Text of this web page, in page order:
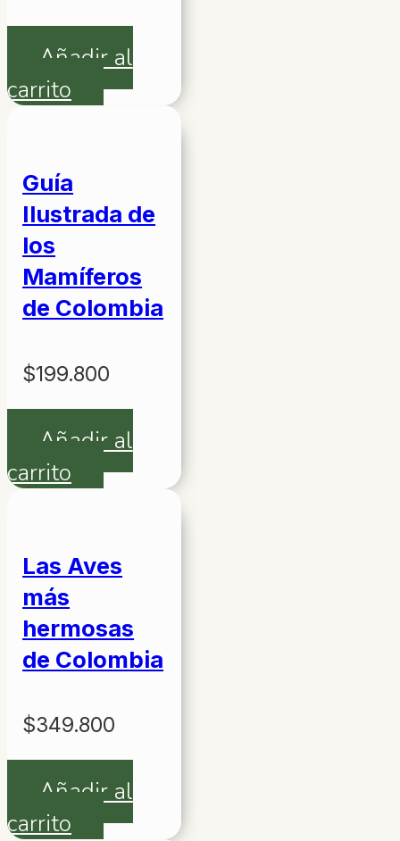
Añadir al
carrito
Guía
Ilustrada de
los
Mamíferos
de Colombia
$199.800
Añadir al
carrito
Las Aves
más
hermosas
de Colombia
$349.800
Añadir al
carrito